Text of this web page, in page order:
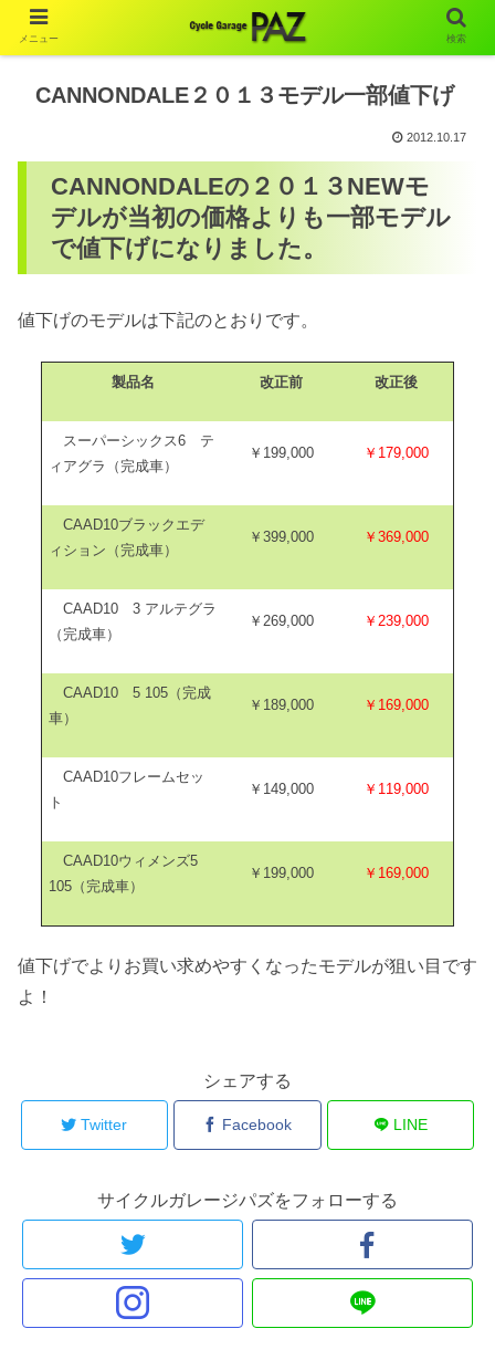
CANNONDALE２０１３モデル一部値下げ
2012.10.17
CANNONDALEの２０１３NEWモ
デルが当初の価格よりも一部モデル
で値下げになりました。
値下げのモデルは下記のとおりです。
製品名 改正前 改正後
スーパーシックス6 テ
ィアグラ（完成車）
￥199,000 ￥179,000
CAAD10ブラックエデ
ィション（完成車）
￥399,000 ￥369,000
CAAD10 3 アルテグラ
（完成車）
￥269,000 ￥239,000
CAAD10 5 105（完成
車）
￥189,000 ￥169,000
CAAD10フレームセッ
ト
￥149,000 ￥119,000
CAAD10ウィメンズ5
105（完成車）
￥199,000 ￥169,000
値下げでよりお買い求めやすくなったモデルが狙い目です
よ！
シェアする
Twitter Facebook LINE
サイクルガレージパズをフォローする
メニュー 検索